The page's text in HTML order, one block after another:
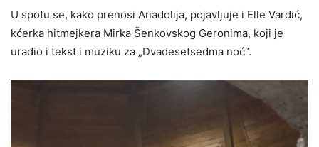
U spotu se, kako prenosi Anadolija, pojavljuje i Elle Vardić,
kćerka hitmejkera Mirka Šenkovskog Geronima, koji je
uradio i tekst i muziku za „Dvadesetsedma noć“.